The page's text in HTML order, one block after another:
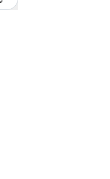
加わることで表現される唯一